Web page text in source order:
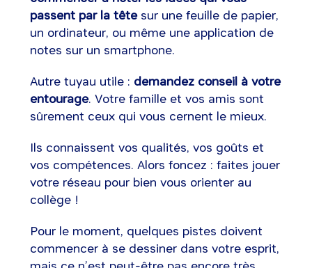
passent par la têtesur une feuille de papier,
un ordinateur, ou même une application de
notes sur un smartphone.
Autre tuyau utile : demandez conseil à votre
entourage. Votre famille et vos amis sont
sûrement ceux qui vous cernent le mieux.
Ils connaissent vos qualités, vos goûts et
vos compétences. Alors foncez : faites jouer
votre réseau pour bien vous orienter au
collège !
Pour le moment, quelques pistes doivent
commencer à se dessiner dans votre esprit,